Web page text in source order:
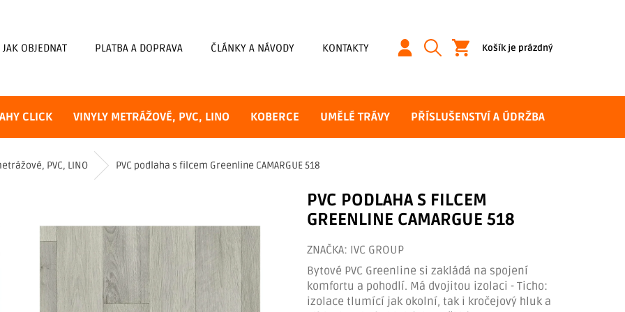
JAK OBJEDNAT PLATBA A DOPRAVA ČLÁNKY A NÁVODY KONTAKTY
NÁKUPNÍ
Košík je prázdný
CLICK VINYLY METRÁŽOVÉ, PVC, LINO KOBERCE UMĚLÉ TRÁVY PŘÍSLUŠENSTVÍ A ÚDRŽBA
PVC, LINO PVC podlaha s filcem Greenline CAMARGUE 518
ZNAČKA: IVC GROUP
PVC PODLAHA S FILCEM
GREENLINE CAMARGUE 518
Bytové PVC Greenline si zakládá na spojení
komfortu a pohodlí. Má dvojitou izolaci - Ticho:
izolace tlumící jak okolní, tak i kročejový hluk a